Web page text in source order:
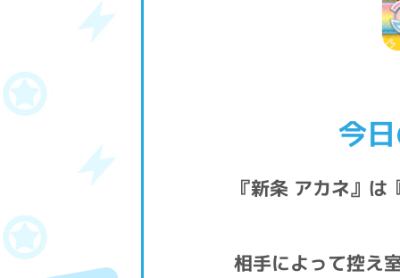
今
『新条 アカネ』
相手によって控え